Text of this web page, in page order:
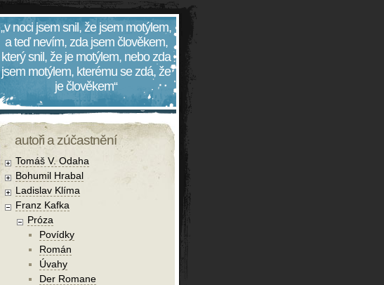
„v noci jsem snil, že jsem motýlem,
a teď nevím, zda jsem člověkem,
který snil, že je motýlem, nebo zda
jsem motýlem, kterému se zdá, že
je člověkem“
autoři a zúčastnění
Tomáš V. Odaha
Bohumil Hrabal
Ladislav Klíma
Franz Kafka
Próza
Povídky
Román
Úvahy
Der Romane